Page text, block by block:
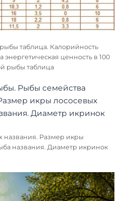
таблица. Калорийность
ценность в 100
рыбы таблица
названия. Размер икры
названия. Диаметр икринок